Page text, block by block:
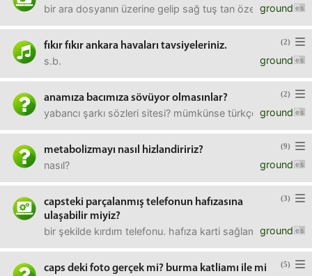
ground
bir ara dosyanın üzerine gelip sağ tuş tan özelliklerden
(2)
fıkır fıkır ankara havaları tavsiyeleriniz.
ground
s.b.
(2)
anamıza bacımıza sövüyor olmasınlar?
ground
yabancı şarkı sözleri sitesi? mümkünse türkçe
(9)
metabolizmayı nasıl hizlandiririz?
ground
nasıl?
(3)
capsteki parçalanmış telefonun hafızasına
ulaşabilir miyiz?
ground
bir şekilde kırdım telefonu. hafıza karti sağlam ama tel
(5)
caps deki foto gerçek mi? burma katliamı ile mi